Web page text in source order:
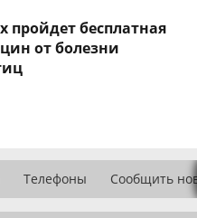
пройдет бесплатная
от болезни
Телефоны Сообщить